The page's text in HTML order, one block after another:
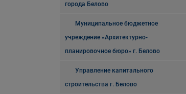
города Белово
Муниципальное бюджетное
учреждение «Архитектурно-
планировочное бюро» г. Белово
Управление капитального
строительства г. Белово